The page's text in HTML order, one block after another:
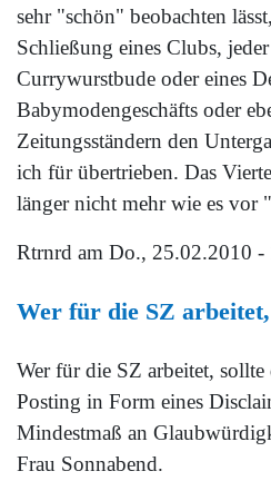
sehr "schön" beobachten
Schließung eines Clubs,
Currywurstbude oder eines
Babymodengeschäfts oder
Zeitungsständern den
ich für übertrieben. Das
länger nicht mehr wie es vor
Rtrnrd am Do., 25.02.2010 -
Wer für die SZ arbeitet,
Wer für die SZ arbeitet, sollte
Posting in Form eines
Mindestmaß an
Frau Sonnabend.